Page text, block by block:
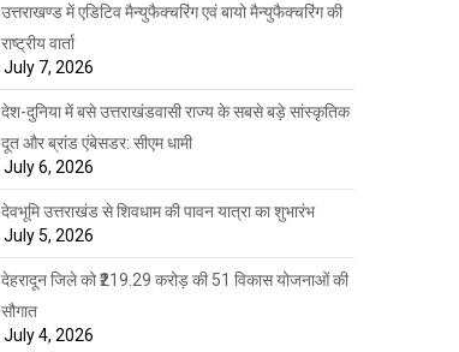
उत्तराखण्ड में एडिटिव मैन्युफैक्चरिंग एवं बायो मैन्युफैक्चरिंग की
राष्ट्रीय वार्ता
July 7, 2026
देश-दुनिया में बसे उत्तराखंडवासी राज्य के सबसे बड़े सांस्कृतिक
दूत और ब्रांड एंबेसडर: सीएम धामी
July 6, 2026
देवभूमि उत्तराखंड से शिवधाम की पावन यात्रा का शुभारंभ
July 5, 2026
देहरादून जिले को ₹219.29 करोड़ की 51 विकास योजनाओं की
सौगात
July 4, 2026